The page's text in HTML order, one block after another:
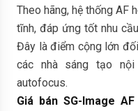
Theo hãng, hệ thống AF
tĩnh, đáp ứng tốt nhu
Đây là điểm cộng lớn
các nhà sáng tạo
autofocus.
Giá bán SG-Image